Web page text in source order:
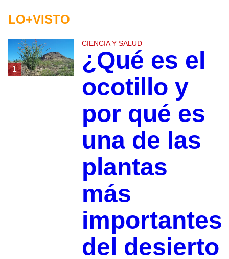
LO+VISTO
1
CIENCIA Y SALUD
¿Qué es el
ocotillo y
por qué es
una de las
plantas
más
importantes
del desierto